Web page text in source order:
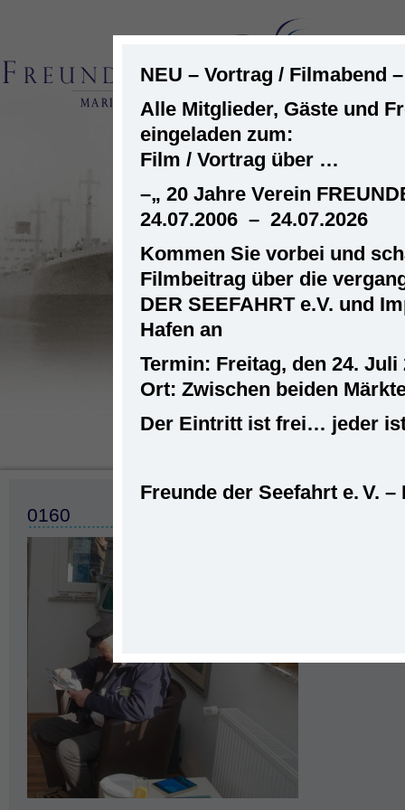
0160
NEU – Vortrag / Filmabend
Alle Mitglieder, Gäste und
eingeladen zum:
Film / Vortrag über …
–„ 20 Jahre Verein
24.07.2006 – 24.07.2026
Kommen Sie vorbei und
Filmbeitrag über die
DER SEEFAHRT e.V. und
Hafen an
Termin: Freitag, den 24. Juli
Ort: Zwischen beiden
Der Eintritt ist frei… jeder
Freunde der Seefahrt e. V. –